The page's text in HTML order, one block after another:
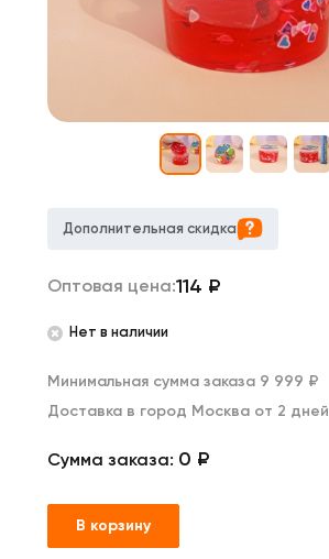
Дополнительная скидка
Оптовая цена:114 ₽
Нет в наличии
Минимальная сумма заказа 9 999 ₽
Доставка в город Москва от 2 дней
Сумма заказа: 0 ₽
В корзину